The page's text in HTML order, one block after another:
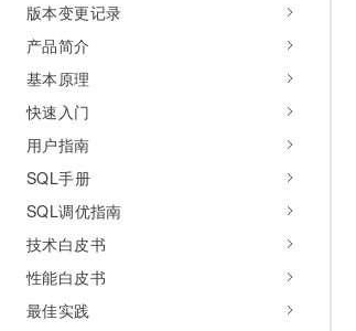
版本变更记录
产品简介
基本原理
快速入门
用户指南
SQL手册
SQL调优指南
技术白皮书
性能白皮书
最佳实践